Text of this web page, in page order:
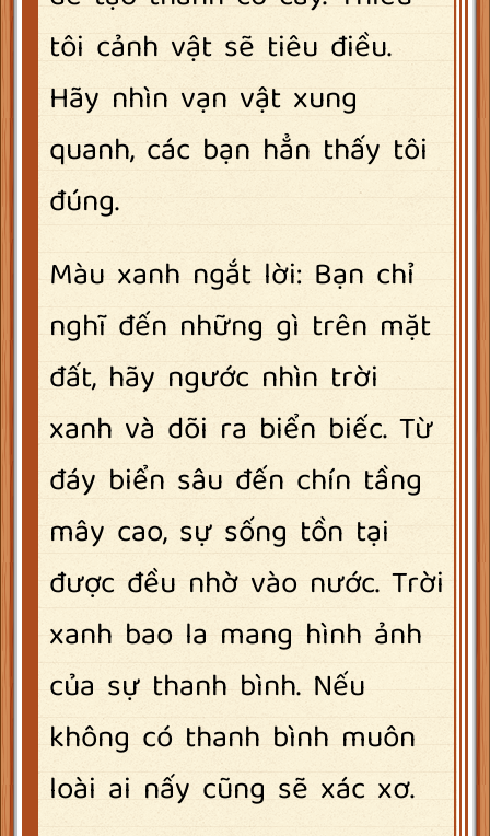
tôi cảnh vật sẽ tiêu điều.
Hãy nhìn vạn vật xung
quanh, các bạn hẳn thấy tôi
đúng.
Màu xanh ngắt lời: Bạn chỉ
nghĩ đến những gì trên mặt
đất, hãy ngước nhìn trời
xanh và dõi ra biển biếc. Từ
đáy biển sâu đến chín tầng
mây cao, sự sống tồn tại
được đều nhờ vào nước. Trời
xanh bao la mang hình ảnh
của sự thanh bình. Nếu
không có thanh bình muôn
loài ai nấy cũng sẽ xác xơ.